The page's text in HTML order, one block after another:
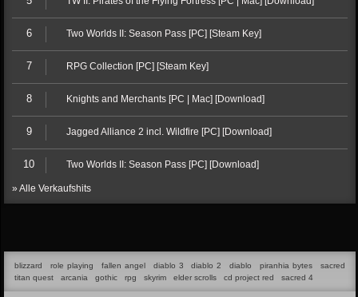
6 Two Worlds II: Season Pass [PC] [Steam Key]
7 RPG Collection [PC] [Steam Key]
8 Knights and Merchants [PC | Mac] [Download]
9 Jagged Alliance 2 incl. Wildfire [PC] [Download]
10 Two Worlds II: Season Pass [PC] [Download]
» Alle Verkaufshits
blizzard role playing fallen angel diablo 3 diablo 2 diablo piranhia bytes
sacred
titan quest
arcania gothic rpg skyrim elder scrolls cd project red sacred 4